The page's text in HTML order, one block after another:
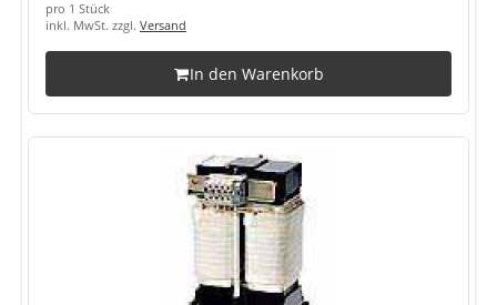
pro 1 Stück
inkl. MwSt. zzgl. Versand
In den Warenkorb